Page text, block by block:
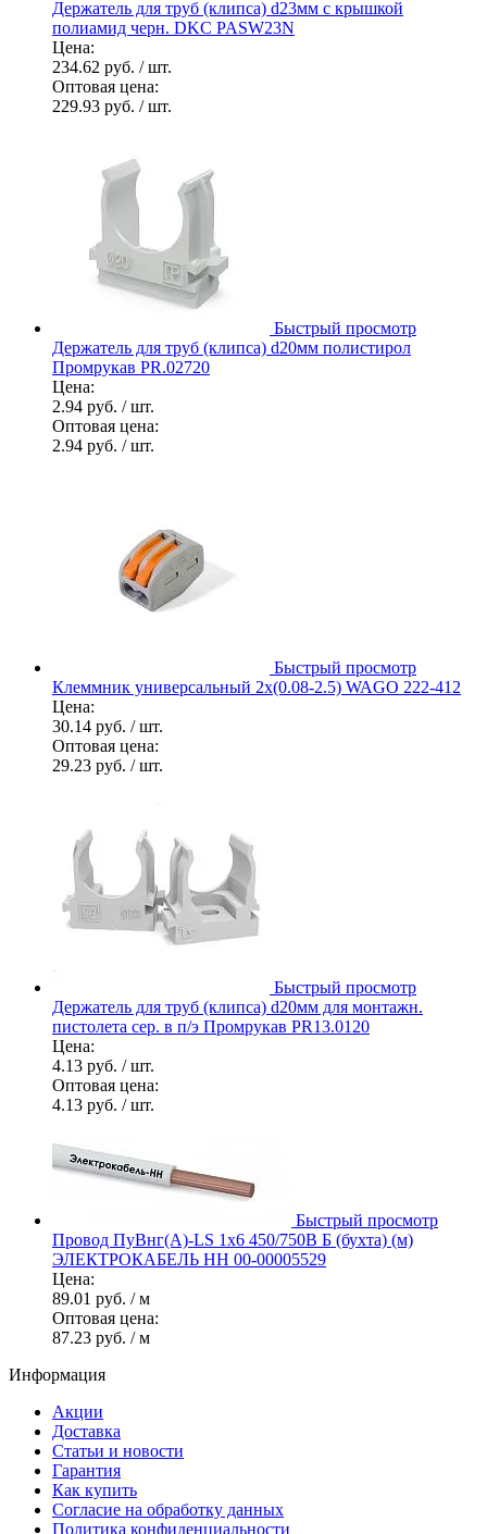
Держатель для труб (клипса) d23мм с крышкой
полиамид черн. DKC PASW23N
Цена:
234.62 руб. / шт.
Оптовая цена:
229.93 руб. / шт.
Быстрый просмотр
Держатель для труб (клипса) d20мм полистирол
Промрукав PR.02720
Цена:
2.94 руб. / шт.
Оптовая цена:
2.94 руб. / шт.
Быстрый просмотр
Клеммник универсальный 2х(0.08-2.5) WAGO 222-412
Цена:
30.14 руб. / шт.
Оптовая цена:
29.23 руб. / шт.
Быстрый просмотр
Держатель для труб (клипса) d20мм для монтажн.
пистолета сер. в п/э Промрукав PR13.0120
Цена:
4.13 руб. / шт.
Оптовая цена:
4.13 руб. / шт.
Быстрый просмотр
Провод ПуВнг(А)-LS 1х6 450/750В Б (бухта) (м)
ЭЛЕКТРОКАБЕЛЬ НН 00-00005529
Цена:
89.01 руб. / м
Оптовая цена:
87.23 руб. / м
Информация
Акции
Доставка
Статьи и новости
Гарантия
Как купить
Согласие на обработку данных
Политика конфиденциальности